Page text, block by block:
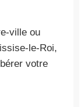
ville ou
le-Roi,
votre